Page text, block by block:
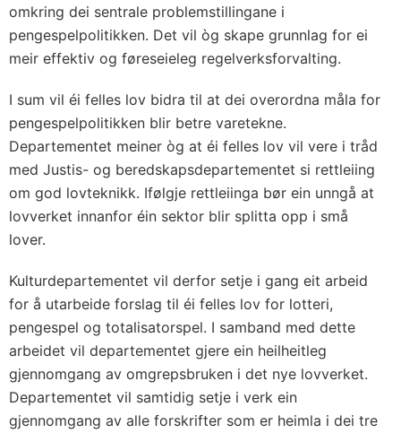
omkring dei sentrale problemstillingane i
pengespelpolitikken. Det vil òg skape grunnlag for ei
meir effektiv og føreseieleg regelverksforvalting.
I sum vil éi felles lov bidra til at dei overordna måla for
pengespelpolitikken blir betre varetekne.
Departementet meiner òg at éi felles lov vil vere i tråd
med Justis- og beredskapsdepartementet si rettleiing
om god lovteknikk. Ifølgje rettleiinga bør ein unngå at
lovverket innanfor éin sektor blir splitta opp i små
lover.
Kulturdepartementet vil derfor setje i gang eit arbeid
for å utarbeide forslag til éi felles lov for lotteri,
pengespel og totalisatorspel. I samband med dette
arbeidet vil departementet gjere ein heilheitleg
gjennomgang av omgrepsbruken i det nye lovverket.
Departementet vil samtidig setje i verk ein
gjennomgang av alle forskrifter som er heimla i dei tre